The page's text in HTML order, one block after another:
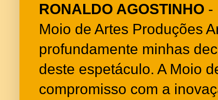
RONALDO AGOSTINHO -
Moio de Artes Produções
profundamente minhas
deste espetáculo. A Moio
compromisso com a